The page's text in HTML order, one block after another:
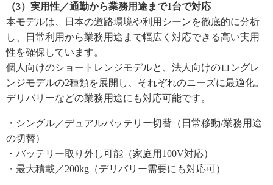
（3）実用性／通勤から業務用途まで1台で対応
本モデルは、日本の道路環境や利用シーンを徹底的に分析
し、日常利用から業務用途まで幅広く対応できる高い実用
性を確保しています。
個人向けのショートレンジモデルと、法人向けのロングレ
ンジモデルの2種類を展開し、それぞれのニーズに最適化。
デリバリーなどの業務用途にも対応可能です。
・シングル／デュアルバッテリー切替（日常移動/業務用途
の切替）
・バッテリー取り外し可能（家庭用100V対応）
・最大積載／200kg（デリバリー需要にも対応可）